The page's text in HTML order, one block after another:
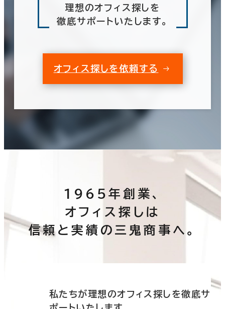
理想のオフィス探しを
徹底サポートいたします。
オフィス探しを依頼する
1965年創業、
オフィス探しは
信頼と実績の三鬼商事へ。
私たちが理想のオフィス探しを徹底サ